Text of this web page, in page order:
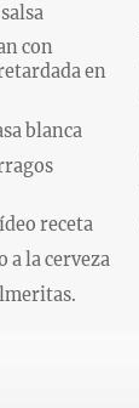
con
en
blanca
receta
a la cerveza